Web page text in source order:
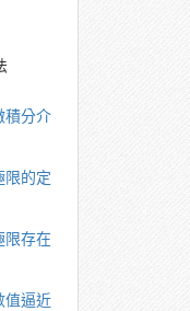
分介
的定
存在
逼近